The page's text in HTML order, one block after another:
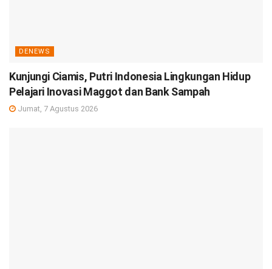
DENEWS
Kunjungi Ciamis, Putri Indonesia Lingkungan Hidup
Pelajari Inovasi Maggot dan Bank Sampah
Jumat, 7 Agustus 2026